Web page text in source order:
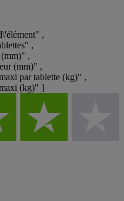
,
,
,
(mm)" ,
par tablette (kg)" ,
(kg)" }